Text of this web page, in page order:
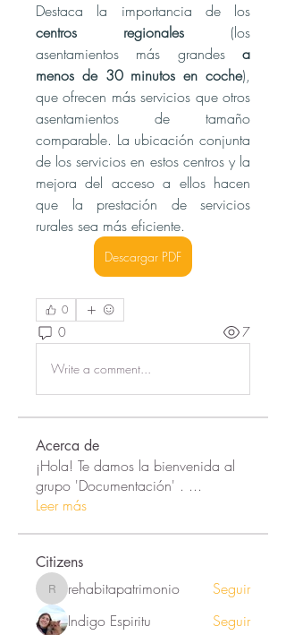
centros regionales (los
asentamientos más grandes a
menos de 30 minutos en coche),
que ofrecen más servicios que otros
asentamientos de tamaño
comparable. La ubicación conjunta
de los servicios en estos centros y la
mejora del acceso a ellos hacen
que la prestación de servicios
rurales sea más eficiente.
Descargar PDF
0
0 7
Write a comment...
Acerca de
¡Hola! Te damos la bienvenida al
grupo 'Documentación' . ...
Leer más
Citizens
rehabitapatrimonio
rehabitapatrimonio
Seguir
Indigo Espiritu
Seguir